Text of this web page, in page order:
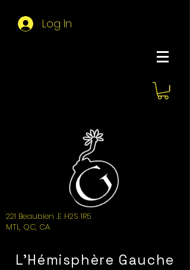
Log In
221 Beaubien .E H2S 1R5
MTL, QC, CA
L'Hémisphère Gauche